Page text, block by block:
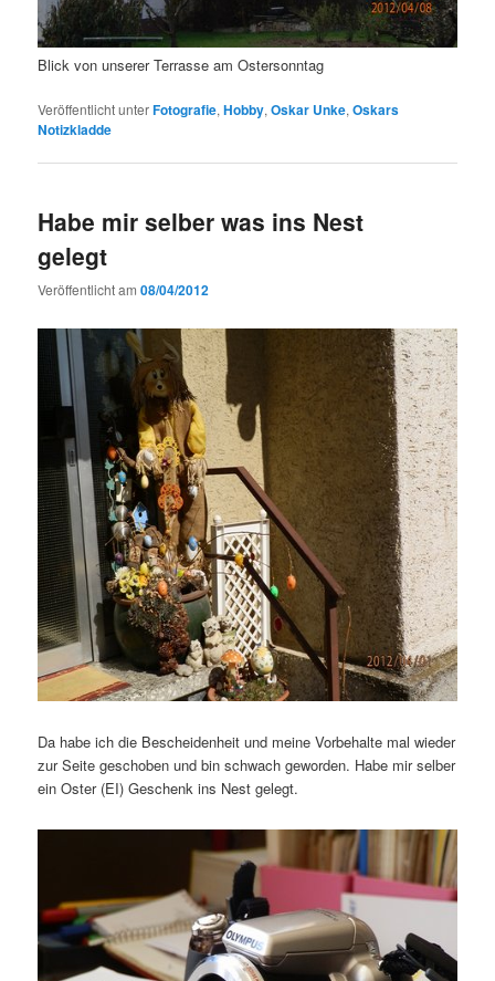
Blick von unserer Terrasse am Ostersonntag
Veröffentlicht unterFotografie,Hobby,Oskar Unke,Oskars
Notizkladde
Habe mir selber was ins Nest
gelegt
Veröffentlicht am08/04/2012
Da habe ich die Bescheidenheit und meine Vorbehalte mal wieder
zur Seite geschoben und bin schwach geworden. Habe mir selber
ein Oster (EI) Geschenk ins Nest gelegt.